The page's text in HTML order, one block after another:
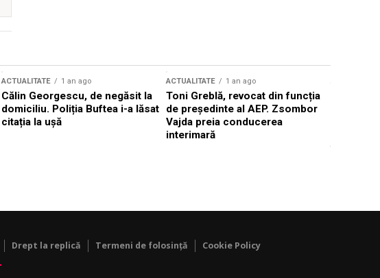
ACTUALITATE 1 an ago
Călin Georgescu, de negăsit la
domiciliu. Poliția Buftea i-a lăsat
citația la ușă
ACTUALITATE 1 an ago
Toni Greblă, revocat din funcția
de președinte al AEP. Zsombor
Vajda preia conducerea
interimară
Drept la replică Termeni de folosință Cookie Policy